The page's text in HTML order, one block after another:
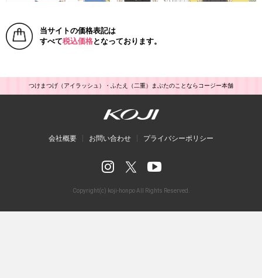
当サイトの価格表記は
すべて税込価格となっております。
つけまつげ（アイラッシュ）・ふたえ（二重）まぶたのことならコージー本舗
会社概要 お問い合わせ プライバシーポリシー
Copyright(c) koji-honpo All Rights Reserved.